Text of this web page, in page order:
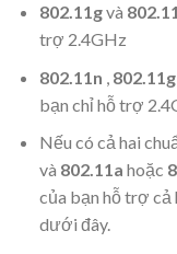
802.11gvà
trợ 2.4GHz
802.11n 802.11g
bạn chỉ hỗ trợ
Nếu có cả hai
và 802.11a hoặc
của bạn hỗ trợ cả
dưới đây.